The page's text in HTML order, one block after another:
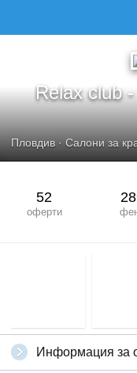
Relax club
Пловдив· Салони за
52
оферти
Информация за